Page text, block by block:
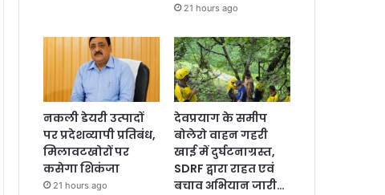
21 hours ago
नकली डेयरी उत्पादों
पर प्रदेशव्यापी प्रतिबंध,
मिलावटखोरों पर
कसेगा शिकंजा
21 hours ago
देवप्रयाग के समीप
बोलेरो वाहन गहरी
खाई में दुर्घटनाग्रस्त,
SDRF द्वारा राहत एवं
बचाव अभियान जारी…